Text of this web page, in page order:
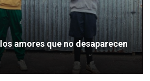
amores que no desaparecen